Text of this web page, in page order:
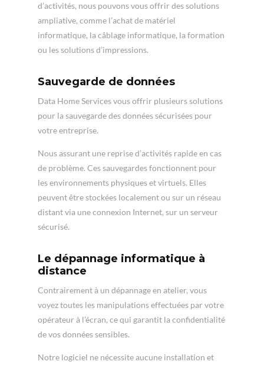
d’activités, nous pouvons vous offrir des solutions
ampliative, comme l’achat de matériel
informatique, la câblage informatique, la formation
ou les solutions d’impressions.
Sauvegarde de données
Data Home Services vous offrir plusieurs solutions
pour la sauvegarde des données sécurisées pour
votre entreprise.
Nous assurant une reprise d’activités rapide en cas
de problème. Ces sauvegardes fonctionnent pour
les environnements physiques et virtuels. Elles
peuvent être stockées localement ou sur un réseau
distant via une connexion Internet, sur un serveur
sécurisé.
Le dépannage informatique à
distance
Contrairement à un dépannage en atelier, vous
voyez toutes les manipulations effectuées par votre
opérateur à l’écran, ce qui garantit la confidentialité
de vos données sensibles.
Notre logiciel ne nécessite aucune installation et